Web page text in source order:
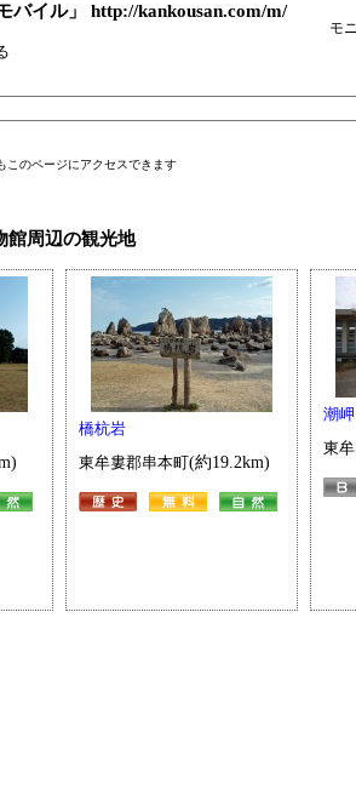
モ
バイル」 http://kankousan.com/m/
このページにアクセスできます
館周辺の観光地
橋杭岩
東牟婁郡串本町(約19.2km)
潮岬
東